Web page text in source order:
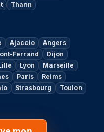
Thann
Ajaccio
Angers
Ferrand
Dijon
Lyon
Marseille
Paris
Reims
Strasbourg
Toulon